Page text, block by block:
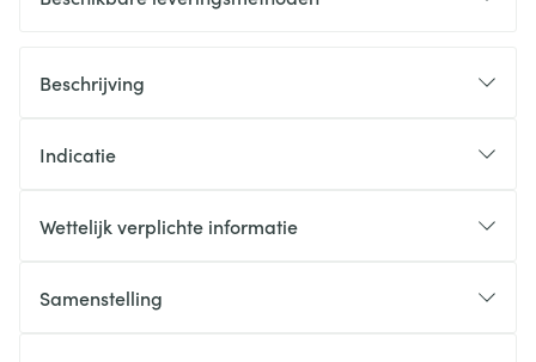
Beschrijving
Indicatie
Wettelijk verplichte informatie
Samenstelling